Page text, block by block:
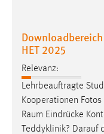
HET 2025
Relevanz:
Lehrbeauftragte
Kooperationen
Raum Eindrücke
Teddyklinik?